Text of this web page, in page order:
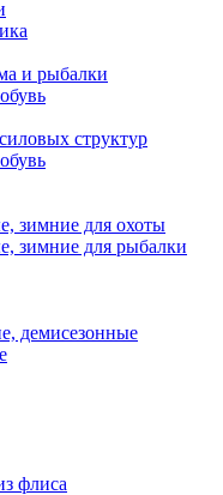
и рыбалки
структур
зимние для охоты
зимние для рыбалки
демисезонные
флиса